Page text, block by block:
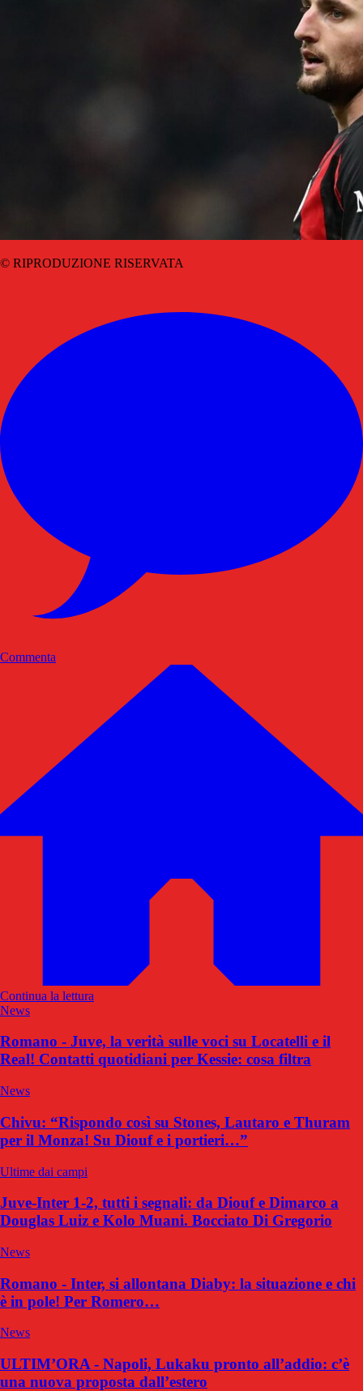
© RIPRODUZIONE RISERVATA
Commenta
Continua la lettura
News
Romano - Juve, la verità sulle voci su Locatelli e il
Real! Contatti quotidiani per Kessie: cosa filtra
News
Chivu: “Rispondo così su Stones, Lautaro e Thuram
per il Monza! Su Diouf e i portieri…”
Ultime dai campi
Juve-Inter 1-2, tutti i segnali: da Diouf e Dimarco a
Douglas Luiz e Kolo Muani. Bocciato Di Gregorio
News
Romano - Inter, si allontana Diaby: la situazione e chi
è in pole! Per Romero…
News
ULTIM’ORA - Napoli, Lukaku pronto all’addio: c’è
una nuova proposta dall’estero